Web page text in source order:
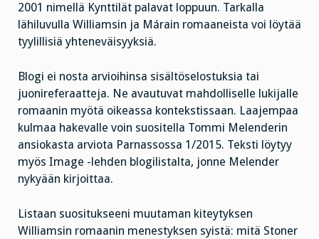
2001 nimellä Kynttilät palavat loppuun. Tarkalla
lähiluvulla Williamsin ja Márain romaaneista voi löytää
tyylillisiä yhteneväisyyksiä.
Blogi ei nosta arvioihinsa sisältöselostuksia tai
juonireferaatteja. Ne avautuvat mahdolliselle lukijalle
romaanin myötä oikeassa kontekstissaan. Laajempaa
kulmaa hakevalle voin suositella Tommi Melenderin
ansiokasta arviota Parnassossa 1/2015. Teksti löytyy
myös Image -lehden blogilistalta, jonne Melender
nykyään kirjoittaa.
Listaan suositukseeni muutaman kiteytyksen
Williamsin romaanin menestyksen syistä: mitä Stoner